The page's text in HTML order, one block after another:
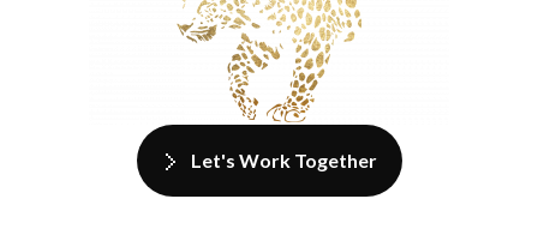
Let's Work Together